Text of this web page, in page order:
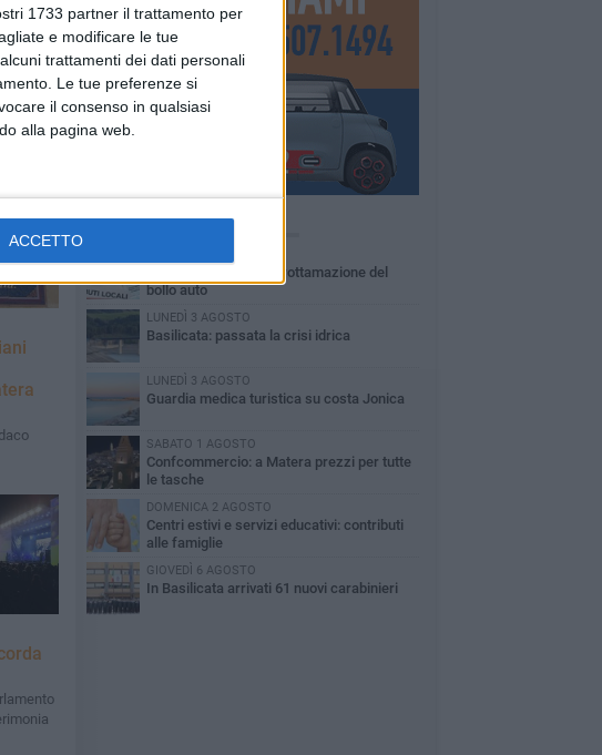
1733 partner il trattamento per
e modificare le tue
trattamenti dei dati personali
Le tue preferenze si
il consenso in qualsiasi
alla pagina web.
ACCETTO
PIÙ LETTI QUESTA SETTIMANA
Basilicata: approvata rottamazione del
bollo auto
LUNEDÌ 3 AGOSTO
Basilicata: passata la crisi idrica
LUNEDÌ 3 AGOSTO
Guardia medica turistica su costa Jonica
SABATO 1 AGOSTO
Confcommercio: a Matera prezzi per tutte
le tasche
DOMENICA 2 AGOSTO
Centri estivi e servizi educativi: contributi
alle famiglie
GIOVEDÌ 6 AGOSTO
In Basilicata arrivati 61 nuovi carabinieri